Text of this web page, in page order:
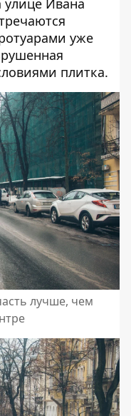
улице Ивана
уже
плитка.
лучше, чем